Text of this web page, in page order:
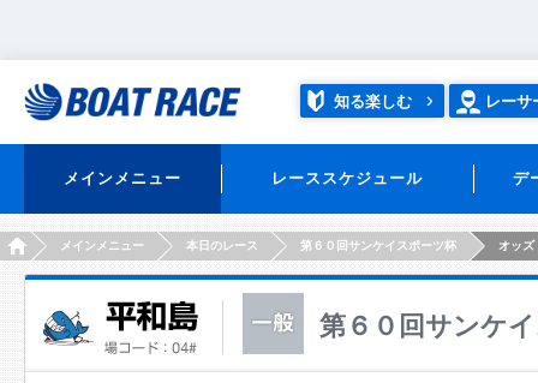
知る楽しむ レーサ
メインメニュー レーススケジュール デ
HOMEメインメニュー 本日のレース 第６０回サンケイスポーツ杯 オッズ
第６０回サンケ